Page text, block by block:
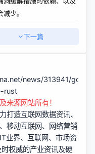
少。
下一篇
news/313941/
rust
来源网站所有！
打造互联网数据资讯、
移动互联网、网络营销
业界、互联网、市场资
权威的产业资讯及硬